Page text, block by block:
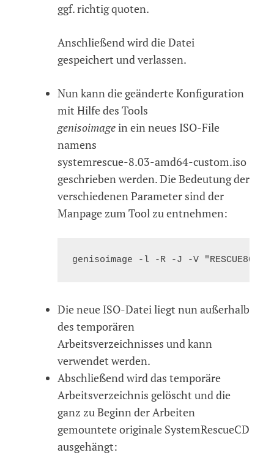
ggf. richtig quoten.
Anschließend wird die Datei
gespeichert und verlassen.
Nun kann die geänderte Konfiguration
mit Hilfe des Tools
genisoimage in ein neues ISO-File
namens
systemrescue-8.03-amd64-custom.iso
geschrieben werden. Die Bedeutung der
verschiedenen Parameter sind der
Manpage zum Tool zu entnehmen:
Die neue ISO-Datei liegt nun außerhalb
des temporären
Arbeitsverzeichnisses und kann
verwendet werden.
Abschließend wird das temporäre
Arbeitsverzeichnis gelöscht und die
ganz zu Beginn der Arbeiten
gemountete originale SystemRescueCD
ausgehängt: